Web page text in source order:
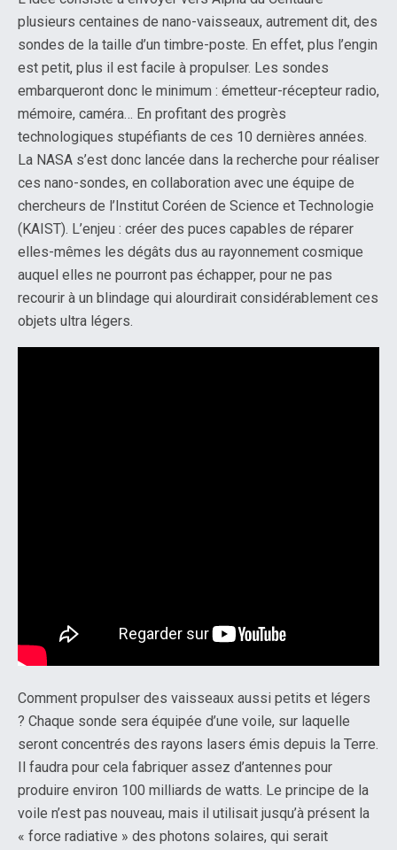
plusieurs centaines de nano-vaisseaux, autrement dit, des
sondes de la taille d’un timbre-poste. En effet, plus l’engin
est petit, plus il est facile à propulser. Les sondes
embarqueront donc le minimum : émetteur-récepteur radio,
mémoire, caméra… En profitant des progrès
technologiques stupéfiants de ces 10 dernières années.
La NASA s’est donc lancée dans la recherche pour réaliser
ces nano-sondes, en collaboration avec une équipe de
chercheurs de l’Institut Coréen de Science et Technologie
(KAIST). L’enjeu : créer des puces capables de réparer
elles-mêmes les dégâts dus au rayonnement cosmique
auquel elles ne pourront pas échapper, pour ne pas
recourir à un blindage qui alourdirait considérablement ces
objets ultra légers.
Comment propulser des vaisseaux aussi petits et légers
? Chaque sonde sera équipée d’une voile, sur laquelle
seront concentrés des rayons lasers émis depuis la Terre.
Il faudra pour cela fabriquer assez d’antennes pour
produire environ 100 milliards de watts. Le principe de la
voile n’est pas nouveau, mais il utilisait jusqu’à présent la
« force radiative » des photons solaires, qui serait